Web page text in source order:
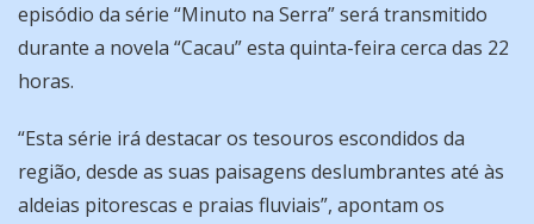
episódio da série “Minuto na Serra” será transmitido
durante a novela “Cacau” esta quinta-feira cerca das 22
horas.
“Esta série irá destacar os tesouros escondidos da
região, desde as suas paisagens deslumbrantes até às
aldeias pitorescas e praias fluviais”, apontam os